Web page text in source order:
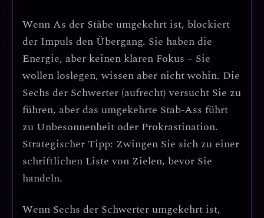
WennAs der Stäbe umgekehrt ist, blockiert
der Impuls den Übergang. Sie haben die
Energie, aber keinen klaren Fokus – Sie
wollen loslegen, wissen aber nicht wohin. Die
Sechs der Schwerter (aufrecht) versucht Sie zu
führen, aber das umgekehrte Stab-Ass führt
zu Unbesonnenheit oder Prokrastination.
Strategischer Tipp: Zwingen Sie sich zu einer
schriftlichen Liste von Zielen, bevor Sie
handeln.
Wenn Sechs der Schwerter umgekehrt ist,